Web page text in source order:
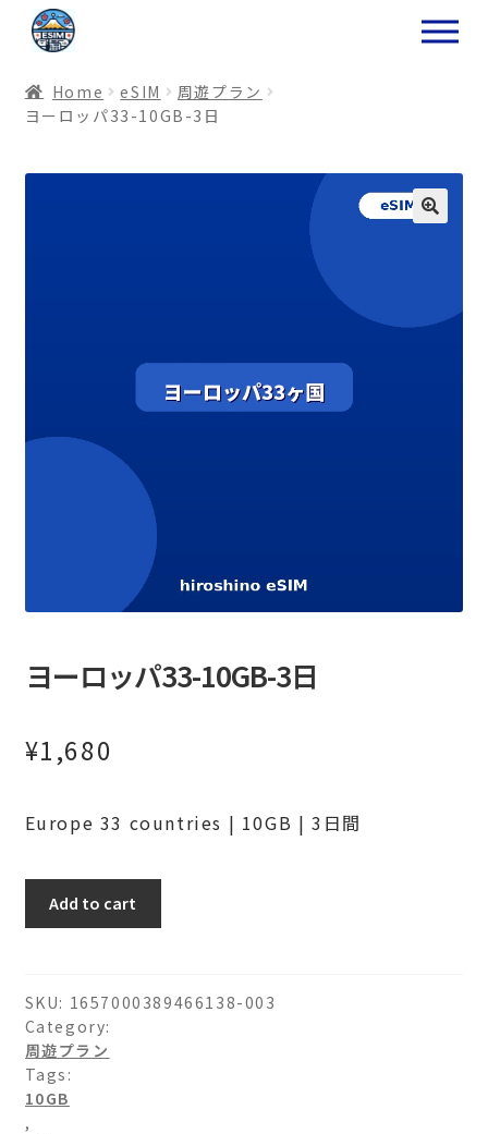
ナ
ビ
ー
シ
コ
ン
ン
ツ
Home eSIM
周遊プラン
ヨーロッパ33-10GB-3日
ヨーロッパ33-10GB-3日
¥1,680
Europe 33 countries | 10GB | 3日間
パ
33-
10GB-
3
日
Add to cart
SKU: 1657000389466138-003
Category:
周遊プラン
Tags:
10GB
,